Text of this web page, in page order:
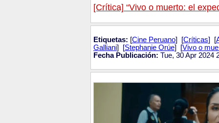
[Crítica] “Vivo o muerto: el
Etiquetas: [Cine Peruano] [Críticas] [
Galliani] [Stephanie Orúe] [Vivo o
Fecha Publicación: Tue, 30 Apr 2024